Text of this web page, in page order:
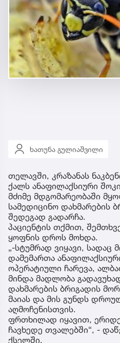
ხათუნა გულიაშვილი
თელავში, კრაზანას
ქალს ანაფილაქსიური
მძიმე მდგომარეობაში
სამედიცინო დახმარების
შედეგად გადარჩა.
პაციენტის თქმით,
ყოფნის დროს მოხდა.
„-სტუმრად ვიყავი, სადაც
დამემართა
ოპერატიული ჩარევა,
მინდა მადლობა
დახმარების ბრიგადის
მაიას და მის გუნდს
აღმოჩენისთვის.
ფრთხილად იყავით,
ჩავხედე თვალებში“, -
ქსელში.